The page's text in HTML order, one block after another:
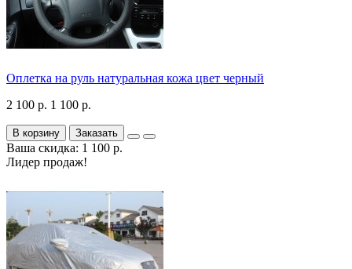
Оплетка на руль натуральная кожа цвет черный
2 100 р. 1 100 р.
В корзину Заказать
Ваша скидка: 1 100 р.
Лидер продаж!